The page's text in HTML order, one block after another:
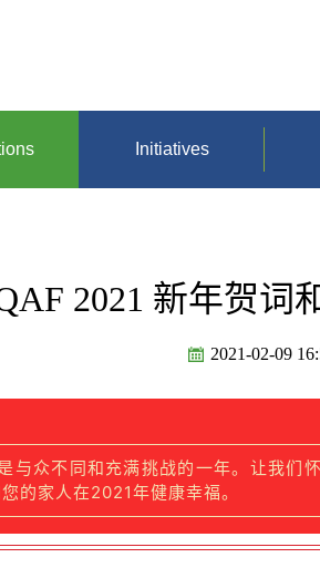
Initiatives
2021 新年贺词
2021-02-09
与众不同和充满挑战的一年。让我们
的家人在2021年健康幸福。